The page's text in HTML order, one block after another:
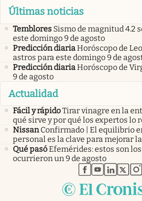
Últimas noticias
Temblores Sismo de magnitud 4.2
este domingo 9 de agosto
Predicción diariaHoróscopo de
astros para este domingo 9 de
Predicción diariaHoróscopo de
9 de agosto
Actualidad
Fácil y rápidoTirar vinagre en la
qué sirve y por qué los expertos lo
Nissan Confirmado | El equilibrio
personal es la clave para mejorar
Qué pasóEfemérides: estos son
ocurrieron un 9 de agosto
abre en nueva
abre enabre en